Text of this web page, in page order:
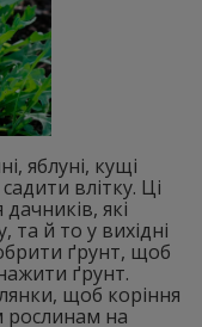
яблуні, кущі
влітку. Ці
які
та й то у вихідні
ґрунт, щоб
ґрунт.
щоб коріння
рослинам на